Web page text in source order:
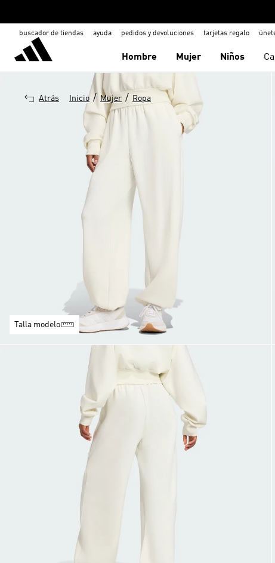
buscador de tiendas ayuda pedidos y devoluciones tarjetas regalo
Hombre Mujer Niños
Atrás Inicio / Mujer / Ropa
Talla modelo